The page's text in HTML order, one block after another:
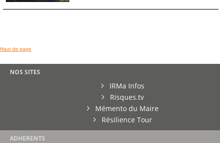
Haut de page
NOS SITES
IRMa Infos
Risques.tv
Mémento du Maire
Résilience Tour
ADHERENTS